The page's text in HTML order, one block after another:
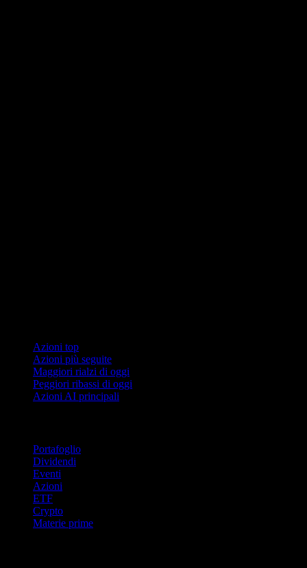
Azioni top
Azioni più seguite
Maggiori rialzi di oggi
Peggiori ribassi di oggi
Azioni AI principali
Portafoglio
Dividendi
Eventi
Azioni
ETF
Crypto
Materie prime